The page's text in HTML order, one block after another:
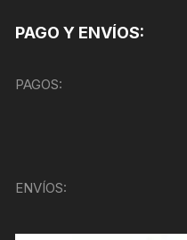
PAGO Y ENVÍOS:
PAGOS:
ENVÍOS: